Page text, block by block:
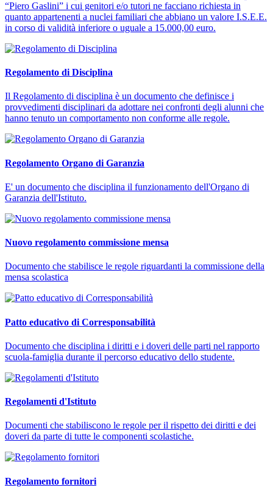
“Piero Gaslini” i cui genitori e/o tutori ne facciano richiesta in
quanto appartenenti a nuclei familiari che abbiano un valore I.S.E.E.
in corso di validità inferiore o uguale a 15.000,00 euro.
Regolamento di Disciplina
Il Regolamento di disciplina è un documento che definisce i
provvedimenti disciplinari da adottare nei confronti degli alunni che
hanno tenuto un comportamento non conforme alle regole.
Regolamento Organo di Garanzia
E' un documento che disciplina il funzionamento dell'Organo di
Garanzia dell'Istituto.
Nuovo regolamento commissione mensa
Documento che stabilisce le regole riguardanti la commissione della
mensa scolastica
Patto educativo di Corresponsabilità
Documento che disciplina i diritti e i doveri delle parti nel rapporto
scuola-famiglia durante il percorso educativo dello studente.
Regolamenti d'Istituto
Documenti che stabiliscono le regole per il rispetto dei diritti e dei
doveri da parte di tutte le componenti scolastiche.
Regolamento fornitori